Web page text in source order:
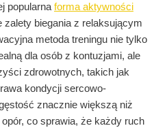
popularna forma aktywności
zalety biegania z relaksującym
metoda treningu nie tylko
dla osób z kontuzjami, ale
zdrowotnych, takich jak
kondycji sercowo-
znacznie większą niż
co sprawia, że każdy ruch